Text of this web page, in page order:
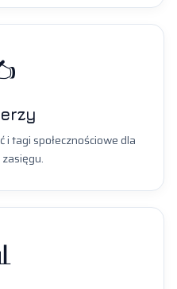
i tagi społecznościowe dla